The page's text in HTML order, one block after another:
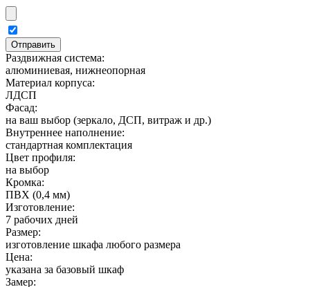
Раздвижная система:
алюминиевая, нижнеопорная
Материал корпуса:
ЛДСП
Фасад:
на ваш выбор (зеркало, ДСП, витраж и др.)
Внутреннее наполнение:
стандартная комплектация
Цвет профиля:
на выбор
Кромка:
ПВХ (0,4 мм)
Изготовление:
7 рабочих дней
Размер:
изготовление шкафа любого размера
Цена:
указана за базовый шкаф
Замер: